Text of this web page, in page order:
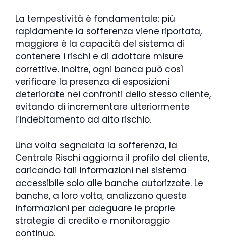
La tempestività è fondamentale: più
rapidamente la sofferenza viene riportata,
maggiore è la capacità del sistema di
contenere i rischi e di adottare misure
correttive. Inoltre, ogni banca può così
verificare la presenza di esposizioni
deteriorate nei confronti dello stesso cliente,
evitando di incrementare ulteriormente
l’indebitamento ad alto rischio.
Una volta segnalata la sofferenza, la
Centrale Rischi aggiorna il profilo del cliente,
caricando tali informazioni nel sistema
accessibile solo alle banche autorizzate. Le
banche, a loro volta, analizzano queste
informazioni per adeguare le proprie
strategie di credito e monitoraggio
continuo.